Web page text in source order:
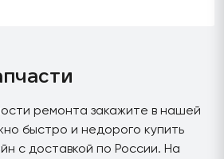
ремонта закажите в нашей
быстро и недорого купить
с доставкой по России. На